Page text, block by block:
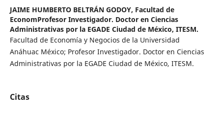
JAIME HUMBERTO BELTRÁN GODOY, Facultad de
EconomProfesor Investigador. Doctor en Ciencias
Administrativas por la EGADE Ciudad de México, ITESM.
Facultad de Economía y Negocios de la Universidad
Anáhuac México; Profesor Investigador. Doctor en Ciencias
Administrativas por la EGADE Ciudad de México, ITESM.
Citas